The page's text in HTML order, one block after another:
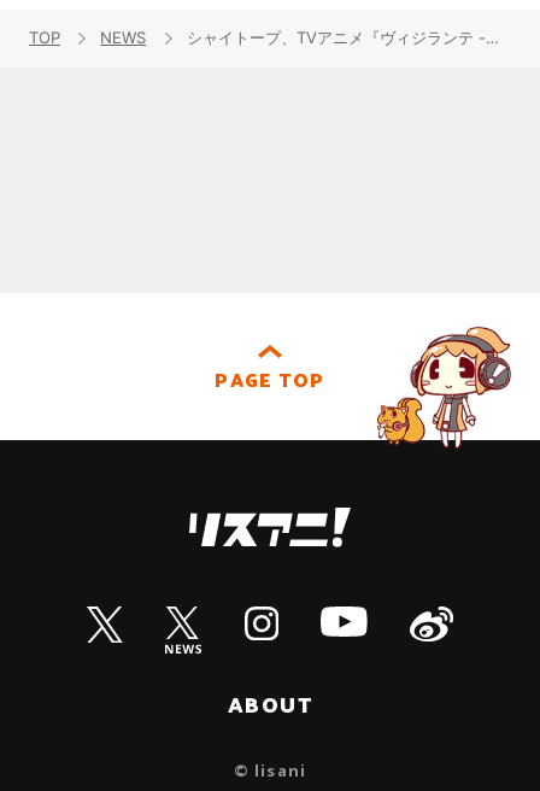
TOP NEWS シャイトープ、TVアニメ『ヴィジランテ -僕のヒーローアカデミア ILLEGALS-』第2期EDテーマ「ミス・ユー」期間生産限定盤のアニメ描き下ろしジャケット公開！
PAGE TOP
ABOUT
© lisani